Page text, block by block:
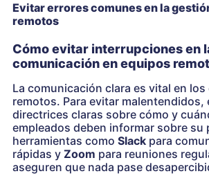
Evitar errores comunes en la
remotos
Cómo evitar interrupciones en
comunicación en equipos
La comunicación clara es vital en los
remotos. Para evitar malentendidos,
directrices claras sobre cómo y
empleados deben informar sobre su
herramientas como Slack para
rápidas y Zoom para reuniones
aseguren que nada pase